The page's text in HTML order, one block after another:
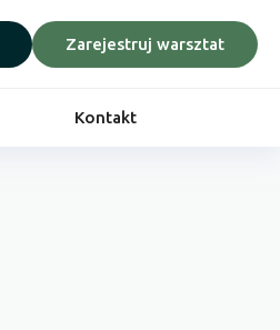
Zarejestruj warsztat
Kontakt